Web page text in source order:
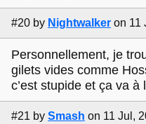
#20 by Nightwalker on 11
Personnellement, je
gilets vides comme
c’est stupide et ça va à
#21 by Smash on 11 Jul,